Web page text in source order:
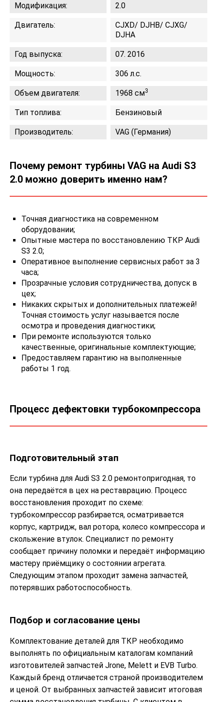
Модификация: 2.0
Двигатель:
CJXD/ DJHB/ CJXG/
DJHA
Год выпуска: 07. 2016
Мощность: 306 л.с.
Объем двигателя: 1968 см3
Тип топлива: Бензиновый
Производитель: VAG (Германия)
Почему ремонт турбины VAG на Audi S3
2.0 можно доверить именно нам?
Точная диагностика на современном
оборудовании;
Опытные мастера по восстановлению ТКР Audi
S3 2.0;
Оперативное выполнение сервисных работ за 3
часа;
Прозрачные условия сотрудничества, допуск в
цех;
Никаких скрытых и дополнительных платежей!
Точная стоимость услуг называется после
осмотра и проведения диагностики;
При ремонте используются только
качественные, оригинальные комплектующие;
Предоставляем гарантию на выполненные
работы 1 год.
Процесс дефектовки турбокомпрессора
Подготовительный этап
Если турбина для Audi S3 2.0 ремонтопригодная, то
она передаётся в цех на реставрацию. Процесс
восстановления проходит по схеме:
турбокомпрессор разбирается, осматривается
корпус, картридж, вал ротора, колесо компрессора и
скольжение втулок. Специалист по ремонту
сообщает причину поломки и передаёт информацию
мастеру приёмщику о состоянии агрегата.
Следующим этапом проходит замена запчастей,
потерявших работоспособность.
Подбор и согласование цены
Комплектование деталей для ТКР необходимо
выполнять по официальным каталогам компаний
изготовителей запчастей Jrone, Melett и EVB Turbo.
Каждый бренд отличается страной производителем
и ценой. От выбранных запчастей зависит итоговая